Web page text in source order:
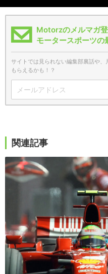
Motorzのメルマガ
モータースポーツの
サイトでは見られない編集部裏話や
もらえるかも！？
関連記事